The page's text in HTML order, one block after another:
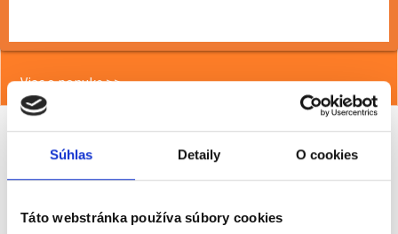
Súhlas Detaily O cookies
Táto webstránka používa súbory cookies
Viac o ponuke >>
Poslať na email